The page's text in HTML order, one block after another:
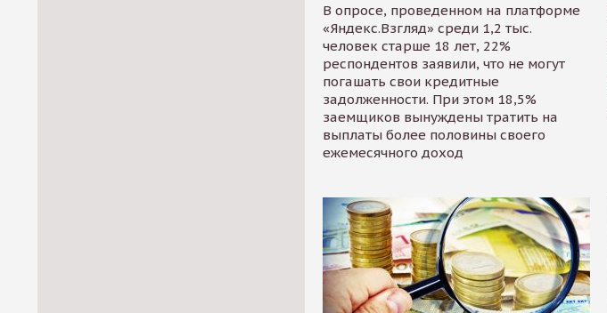
В опросе, проведенном на платформе
«Яндекс.Взгляд» среди 1,2 тыс.
человек старше 18 лет, 22%
респондентов заявили, что не могут
погашать свои кредитные
задолженности. При этом 18,5%
заемщиков вынуждены тратить на
выплаты более половины своего
ежемесячного доход